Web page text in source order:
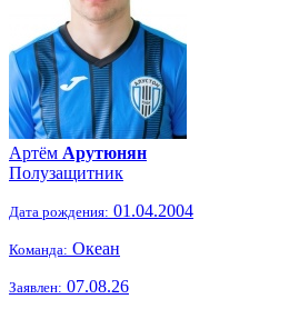
Артём Арутюнян
Полузащитник
Дата рождения: 01.04.2004
Команда: Океан
Заявлен: 07.08.26